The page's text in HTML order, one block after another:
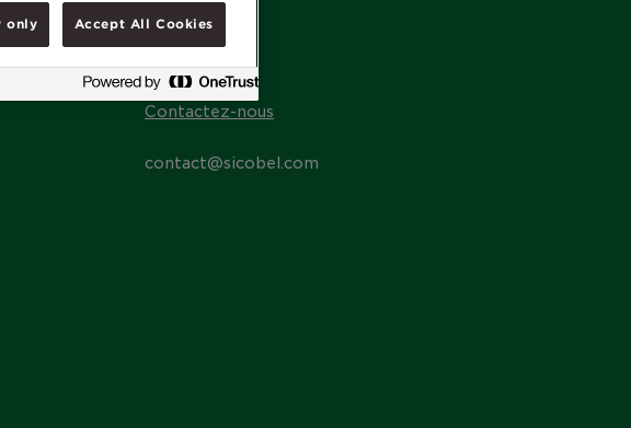
CONTACT
Contactez-nous
contact@sicobel.com
only Accept All Cookies